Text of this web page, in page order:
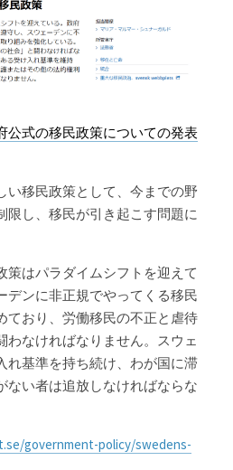
公式の移民政策についての発表
い移民政策として、今までの野
限し、移民が引き起こす問題に
策はパラダイムシフトを迎えて
デンに非正規でやってくる移民
ており、労働移民の不正と虐待
わなければなりません。スウェ
れ基準を持ち続け、わが国に滞
ない者は追放しなければならな
government-policy/swedens-